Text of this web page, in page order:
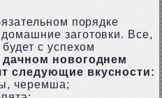
порядке
заготовки. Все,
с успехом
дачном новогоднем
следующие вкусности:
черемша;